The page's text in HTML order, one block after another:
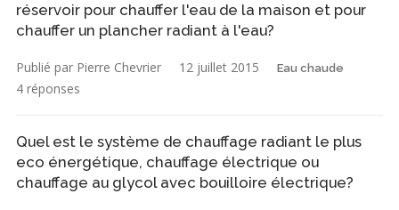
réservoir pour chauffer l'eau de la maison et pour
chauffer un plancher radiant à l'eau?
Publié par Pierre Chevrier 12 juillet 2015 Eau chaude
4 réponses
Quel est le système de chauffage radiant le plus
eco énergétique, chauffage électrique ou
chauffage au glycol avec bouilloire électrique?